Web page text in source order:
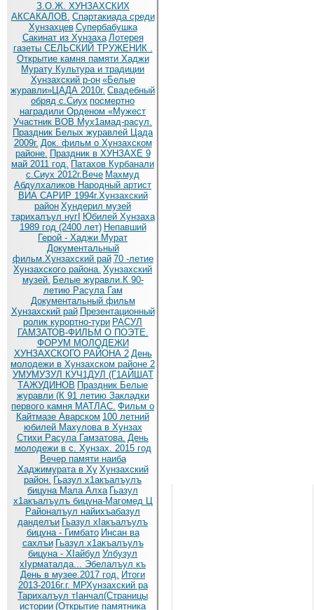
З.О.Ж. ХУНЗАХСКИХ
АКСАКАЛОВ. Спартакиада среди
Хунзахцев Супербабушка
Сакинат из Хунзаха Лотерея
газеты СЕЛЬСКИЙ ТРУЖЕНИК .
Открытие камня памяти Хаджи
Мурату Культура и традиции
Хунзахский р-он «Белые
журавли»ЦАДА 2010г. Cвадебный
обряд c.Сиух посмертно
наградили Орденом «Мужест
Участник ВОВ Мух1амад-расул.
Праздник Белых журавлей Цада
2009г. Док. фильм о Хунзахском
районе. Праздник в ХУНЗАХЕ 9
май 2011 год. Патахов Курбанали
с.Сиух 2012г.Вече Махмуд
Абдулхаликов Народный артист
ВИА САРИР 1994г.Хунзахский
район Хундерил музей
тарихалъул нугI Юбилей Хунзаха
1989 год (2400 лет) Непавший
Герой - Хаджи Мурат
Документальный
фильм.Хунзахский рай 70 -летие
Хунзахского района. Хунзахский
музей. Белые журавли.К 90-
летию Расула Гам
Документальный фильм
Хунзахский рай Презентационный
ролик курортно-тури РАСУЛ
ГАМЗАТОВ-ФИЛЬМ О ПОЭТЕ.
ФОРУМ МОЛОДЕЖИ
ХУНЗАХСКОГО РАЙОНА 2 День
молодежи в Хунзахском районе 2
УМУМУЗУЛ КУЧ1ДУЛ (Г1АЙШАТ
ТАЖУДИНОВ Праздник Белые
журавли (К 91 летию Закладки
первого камня МАТЛАС. Фильм о
Кайтмазе Аварском 100 летний
юбилей Махулова в Хунзах
Стихи Расула Гамзатова. День
молодежи в с. Хунзах. 2015 год
Вечер памяти наиба
Хаджимурата в Ху Хунзахский
район. Гьазул х1акъалъулъ
бицуна Мала Алха Гьазул
х1акъалъулъ бицуна-Магомед Ц
Районалъул найихъабазул
данделъи Гьазул хIакъалъулъ
бицуна - Гимбато Инсан ва
сахлъи Гьазул х1акъалъулъ
бицуна - ХIайбул Улбузул
хIурматалда... Эбелалъул къ
День в музее.2017 год. Итоги
2013-2016г.г. МРХунзахский ра
Тарихалъул тIанчал(Страницы
истории (Открытие памятника